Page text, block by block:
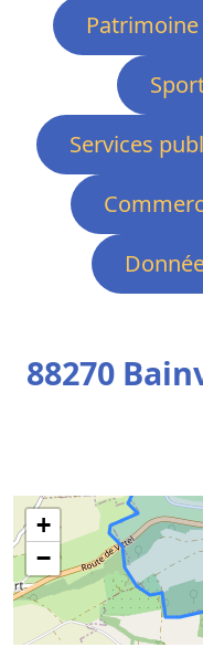
Patrimoine
Services
88270
+
−